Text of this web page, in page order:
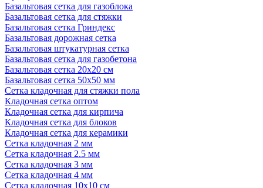
Базальтовая сетка для газоблока
Базальтовая сетка для стяжки
Базальтовая сетка Гриндекс
Базальтовая дорожная сетка
Базальтовая штукатурная сетка
Базальтовая сетка для газобетона
Базальтовая сетка 20x20 см
Базальтовая сетка 50x50 мм
Сетка кладочная для стяжки пола
Кладочная сетка оптом
Кладочная сетка для кирпича
Кладочная сетка для блоков
Кладочная сетка для керамики
Сетка кладочная 2 мм
Сетка кладочная 2.5 мм
Сетка кладочная 3 мм
Сетка кладочная 4 мм
Сетка кладочная 10x10 см